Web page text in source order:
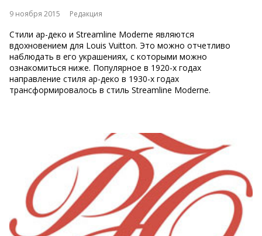
9 ноября 2015 Редакция
Стили ар-деко и Streamline Moderne являются
вдохновением для Louis Vuitton. Это можно отчетливо
наблюдать в его украшениях, с которыми можно
ознакомиться ниже. Популярное в 1920-х годах
направление стиля ар-деко в 1930-х годах
трансформировалось в стиль Streamline Moderne.